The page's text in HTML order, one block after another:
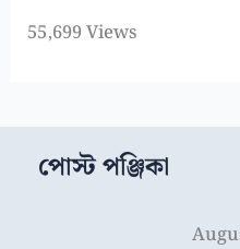
55,699 Views
পোস্ট পঞ্জিকা